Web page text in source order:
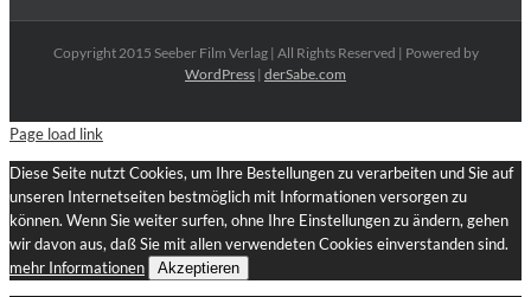
Copyright 2015 Seeber Film Verlag | All Rights Reserved | Powered by
WordPress | derSabe.com
Page load link
Diese Seite nutzt Cookies, um Ihre Bestellungen zu verarbeiten und Sie auf
unseren Internetseiten bestmöglich mit Informationen versorgen zu
können. Wenn Sie weiter surfen, ohne Ihre Einstellungen zu ändern, gehen
wir davon aus, daß Sie mit allen verwendeten Cookies einverstanden sind.
mehr Informationen
Akzeptieren